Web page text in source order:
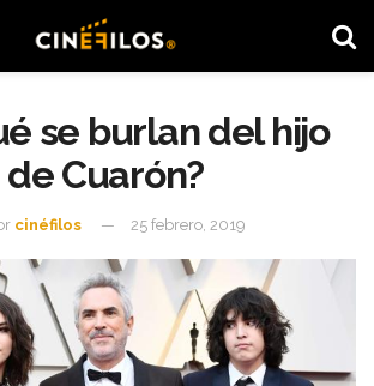
se burlan del hijo
de Cuarón?
cinéfilos 25 febrero, 2019